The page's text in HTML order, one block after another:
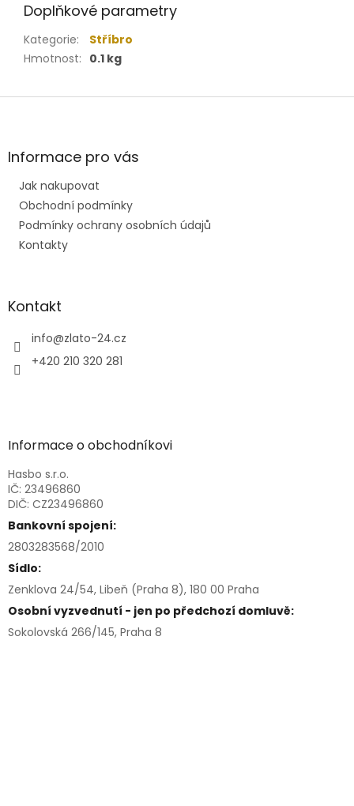
Doplňkové parametry
Kategorie:
Stříbro
Hmotnost: 0.1 kg
Z
aInformace pro vás
Jak nakupovat
Obchodní podmínky
Podmínky ochrany osobních údajů
Kontakty
Kontakt
info@zlato-24.cz
+420 210 320 281
Informace o obchodníkovi
Hasbo s.r.o.
IČ: 23496860
DIČ: CZ23496860
Bankovní spojení:
2803283568/2010
Sídlo:
Zenklova 24/54, Libeň (Praha 8), 180 00 Praha
Osobní vyzvednutí - jen po předchozí domluvě:
Sokolovská 266/145, Praha 8